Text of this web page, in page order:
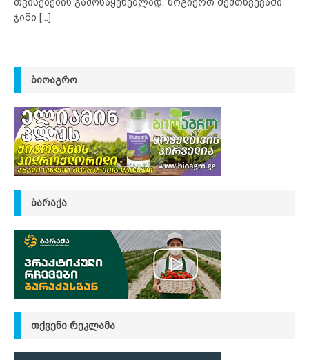
ჯიში [...]
ᲑᲘᲝᲐᲒᲠᲝ
ᲑᲐᲠᲐᲥᲐ
ᲗᲥᲕᲔᲜᲘ ᲠᲔᲙᲚᲐᲛᲐ